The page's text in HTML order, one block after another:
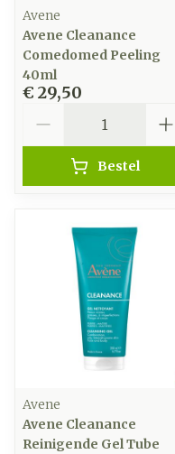
Avene
Avene Cleanance
Comedomed Peeling
40ml
€ 29,50
Bestel
Avene
Avene Cleanance
Reinigende Gel Tube